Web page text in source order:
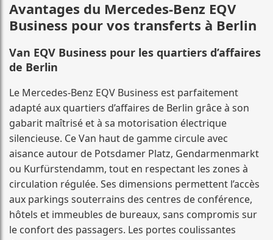
Avantages du Mercedes-Benz EQV
Business pour vos transferts à Berlin
Van EQV Business pour les quartiers d’affaires
de Berlin
Le Mercedes-Benz EQV Business est parfaitement
adapté aux quartiers d’affaires de Berlin grâce à son
gabarit maîtrisé et à sa motorisation électrique
silencieuse. Ce Van haut de gamme circule avec
aisance autour de Potsdamer Platz, Gendarmenmarkt
ou Kurfürstendamm, tout en respectant les zones à
circulation régulée. Ses dimensions permettent l’accès
aux parkings souterrains des centres de conférence,
hôtels et immeubles de bureaux, sans compromis sur
le confort des passagers. Les portes coulissantes